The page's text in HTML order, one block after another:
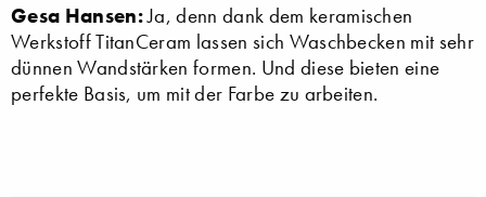
Gesa Hansen:Ja, denn dank dem keramischen
Werkstoff TitanCeram lassen sich Waschbecken mit sehr
dünnen Wandstärken formen. Und diese bieten eine
perfekte Basis, um mit der Farbe zu arbeiten.